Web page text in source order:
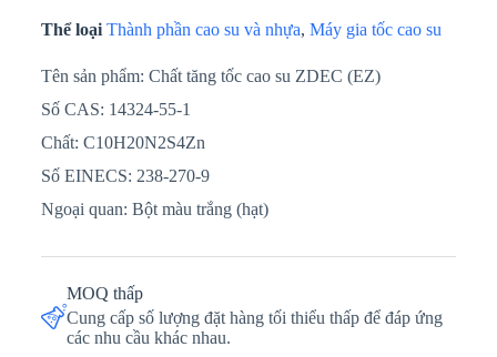
Thể loại Thành phần cao su và nhựa, Máy gia tốc cao su
Tên sản phẩm: Chất tăng tốc cao su ZDEC (EZ)
Số CAS: 14324-55-1
Chất: C10H20N2S4Zn
Số EINECS: 238-270-9
Ngoại quan: Bột màu trắng (hạt)
MOQ thấp
Cung cấp số lượng đặt hàng tối thiểu thấp để đáp ứng
các nhu cầu khác nhau.